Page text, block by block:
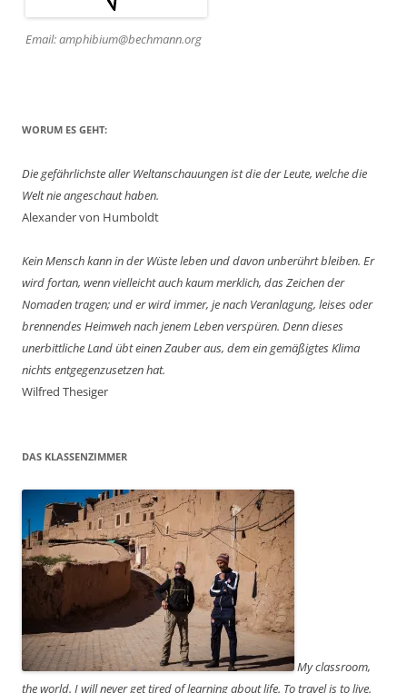
Email: amphibium@bechmann.org
WORUM ES GEHT:
Die gefährlichste aller Weltanschauungen ist die der Leute, welche die
Welt nie angeschaut haben.
Alexander von Humboldt
Kein Mensch kann in der Wüste leben und davon unberührt bleiben. Er
wird fortan, wenn vielleicht auch kaum merklich, das Zeichen der
Nomaden tragen; und er wird immer, je nach Veranlagung, leises oder
brennendes Heimweh nach jenem Leben verspüren. Denn dieses
unerbittliche Land übt einen Zauber aus, dem ein gemäßigtes Klima
nichts entgegenzusetzen hat.
Wilfred Thesiger
DAS KLASSENZIMMER
My classroom,
the world. I will never get tired of learning about life. To travel is to live.